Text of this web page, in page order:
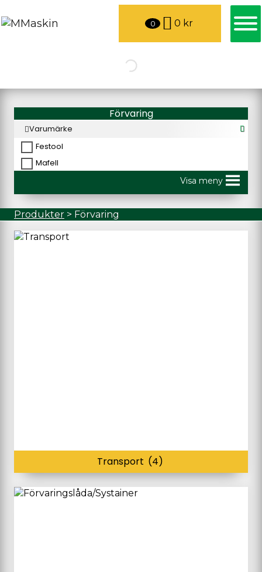
0 0 kr
Förvaring
Varumärke
Festool
Mafell
Visa meny
Produkter > Förvaring
Transport (4)